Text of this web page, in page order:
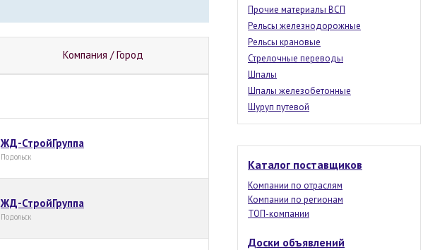
Компания / Город
ЖД-СтройГруппа
Подольск
ЖД-СтройГруппа
Подольск
Прочие материалы ВСП
Рельсы железнодорожные
Рельсы крановые
Стрелочные переводы
Шпалы
Шпалы железобетонные
Шуруп путевой
Каталог поставщиков
Компании по отраслям
Компании по регионам
ТОП-компании
Доски объявлений